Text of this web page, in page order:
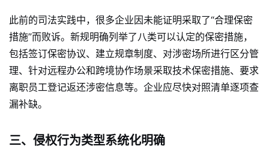
此前的司法实践中，很多企业因未能证明采取了“合理保密
措施”而败诉。新规明确列举了八类可以认定的保密措施，
包括签订保密协议、建立规章制度、对涉密场所进行区分管
理、针对远程办公和跨境协作场景采取技术保密措施、要求
离职员工登记返还涉密信息等。企业应尽快对照清单逐项查
漏补缺。
三、侵权行为类型系统化明确